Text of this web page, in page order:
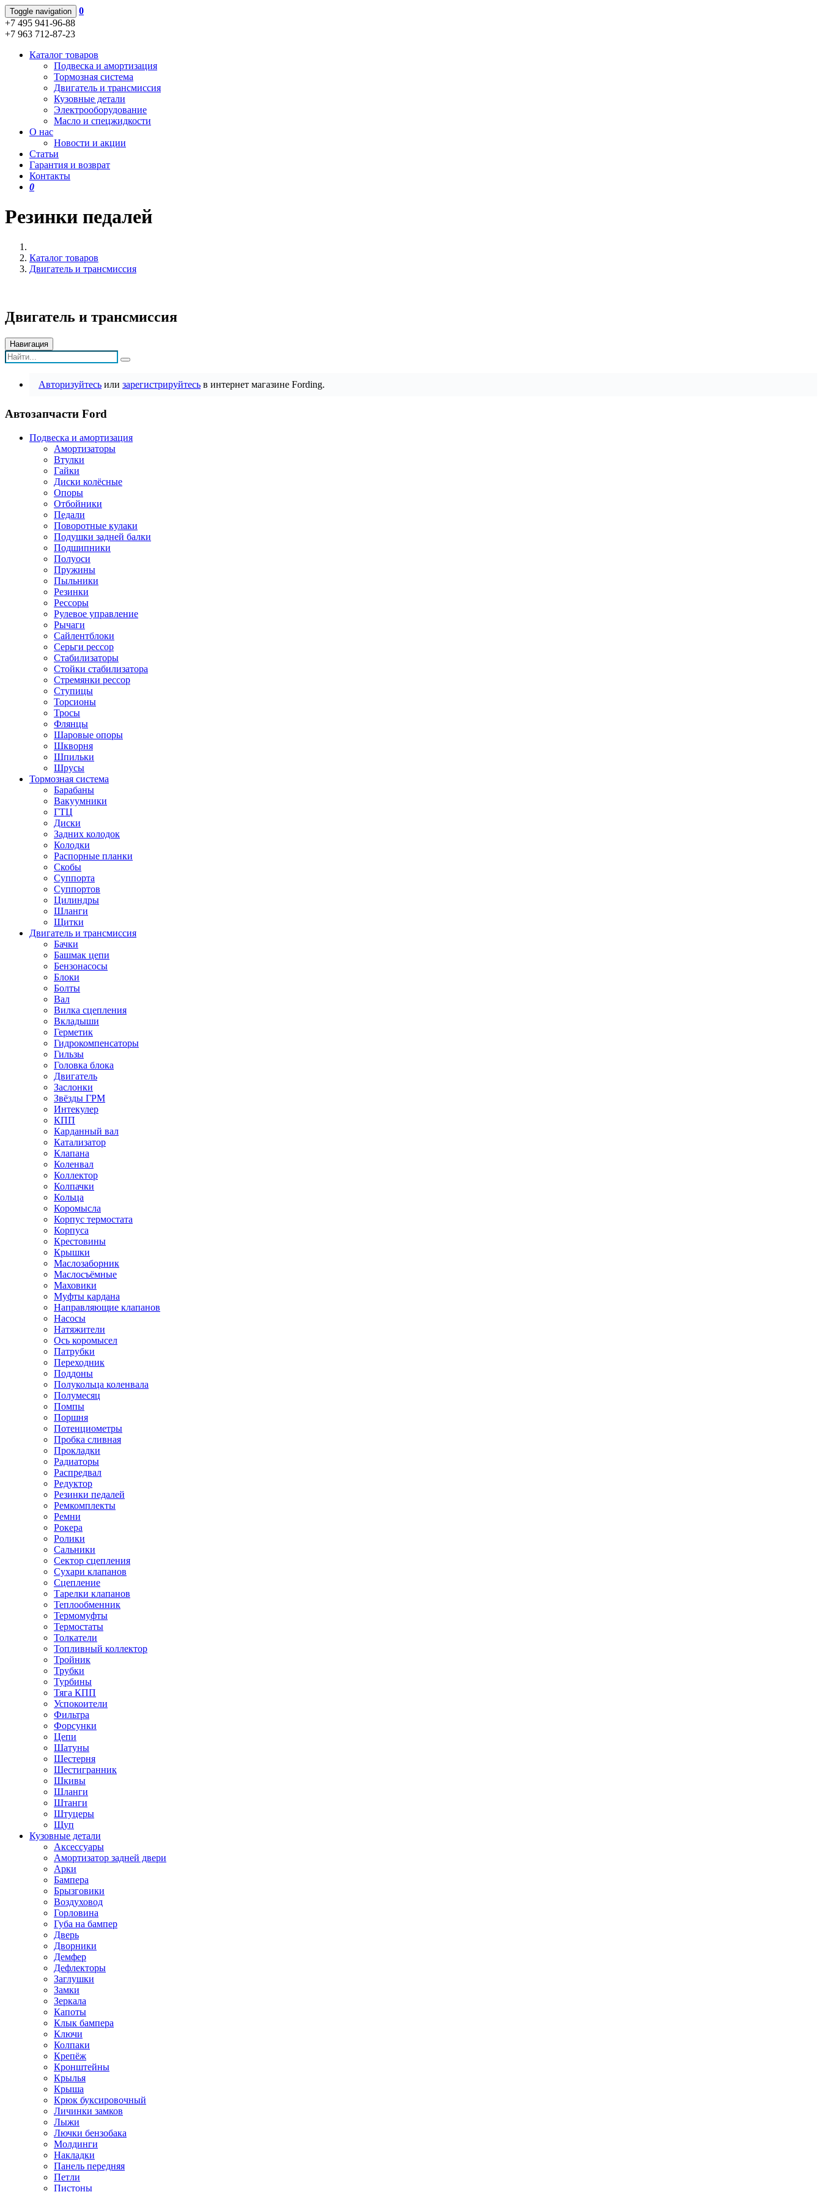
Toggle navigation
0
+7 495 941-96-88
+7 963 712-87-23
Каталог товаров
Подвеска и амортизация
Тормозная система
Двигатель и трансмиссия
Кузовные детали
Электрооборудование
Масло и спецжидкости
О нас
Новости и акции
Статьи
Гарантия и возврат
Контакты
0
Резинки педалей
Каталог товаров
Двигатель и трансмиссия
Двигатель и трансмиссия
Навигация
Авторизуйтесь или зарегистрируйтесь в интернет магазине Fording.
Автозапчасти Ford
Подвеска и амортизация
Амортизаторы
Втулки
Гайки
Диски колёсные
Опоры
Отбойники
Педали
Поворотные кулаки
Подушки задней балки
Подшипники
Полуоси
Пружины
Пыльники
Резинки
Рессоры
Рулевое управление
Рычаги
Сайлентблоки
Серьги рессор
Стабилизаторы
Стойки стабилизатора
Стремянки рессор
Ступицы
Торсионы
Тросы
Флянцы
Шаровые опоры
Шкворня
Шпильки
Шрусы
Тормозная система
Барабаны
Вакуумники
ГТЦ
Диски
Задних колодок
Колодки
Распорные планки
Скобы
Суппорта
Суппортов
Цилиндры
Шланги
Щитки
Двигатель и трансмиссия
Бачки
Башмак цепи
Бензонасосы
Блоки
Болты
Вал
Вилка сцепления
Вкладыши
Герметик
Гидрокомпенсаторы
Гильзы
Головка блока
Двигатель
Заслонки
Звёзды ГРМ
Интекулер
КПП
Карданный вал
Катализатор
Клапана
Коленвал
Коллектор
Колпачки
Кольца
Коромысла
Корпус термостата
Корпуса
Крестовины
Крышки
Маслозаборник
Маслосъёмные
Маховики
Муфты кардана
Направляющие клапанов
Насосы
Натяжители
Ось коромысел
Патрубки
Переходник
Поддоны
Полукольца коленвала
Полумесяц
Помпы
Поршня
Потенциометры
Пробка сливная
Прокладки
Радиаторы
Распредвал
Редуктор
Резинки педалей
Ремкомплекты
Ремни
Рокера
Ролики
Сальники
Сектор сцепления
Сухари клапанов
Сцепление
Тарелки клапанов
Теплообменник
Термомуфты
Термостаты
Толкатели
Топливный коллектор
Тройник
Трубки
Турбины
Тяга КПП
Успокоители
Фильтра
Форсунки
Цепи
Шатуны
Шестерня
Шестигранник
Шкивы
Шланги
Штанги
Штуцеры
Щуп
Кузовные детали
Аксессуары
Амортизатор задней двери
Арки
Бампера
Брызговики
Воздуховод
Горловина
Губа на бампер
Дверь
Дворники
Демфер
Дефлекторы
Заглушки
Замки
Зеркала
Капоты
Клык бампера
Ключи
Колпаки
Крепёж
Кронштейны
Крылья
Крыша
Крюк буксировочный
Личинки замков
Лыжи
Лючки бензобака
Молдинги
Накладки
Панель передняя
Петли
Пистоны